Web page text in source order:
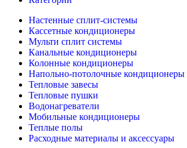
Настенные сплит-системы
Кассетные кондиционеры
Мульти сплит системы
Канальные кондиционеры
Колонные кондиционеры
Напольно-потолочные кондиционеры
Тепловые завесы
Тепловые пушки
Водонагреватели
Мобильные кондиционеры
Теплые полы
Расходные материалы и аксессуары